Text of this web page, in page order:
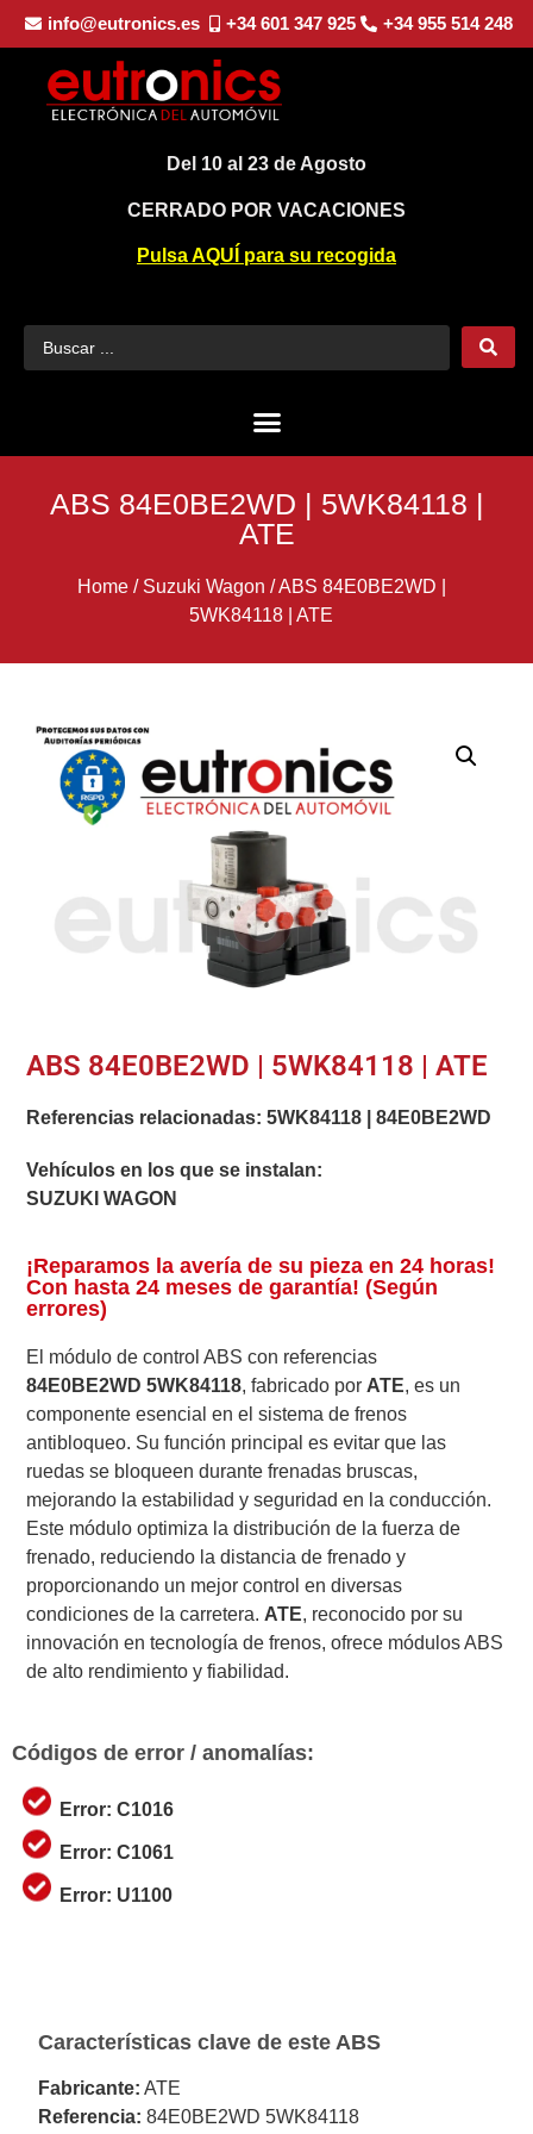
info@eutronics.es +34 601 347 925 +34 955 514 248
Del 10 al 23 de Agosto
CERRADO POR VACACIONES
Pulsa AQUÍ para su recogida
ABS 84E0BE2WD | 5WK84118 |
ATE
Home/ Suzuki Wagon /ABS 84E0BE2WD |
5WK84118 | ATE
ABS 84E0BE2WD | 5WK84118 | ATE
Referencias relacionadas:5WK84118 |84E0BE2WD
Vehículos en los que se instalan:
SUZUKI WAGON
¡Reparamos la avería de su pieza en 24 horas!
Con hasta 24 meses de garantía! (Según
errores)
El módulo de control ABS con referencias
84E0BE2WD 5WK84118, fabricado por ATE, es un
componente esencial en el sistema de frenos
antibloqueo. Su función principal es evitar que las
ruedas se bloqueen durante frenadas bruscas,
mejorando la estabilidad y seguridad en la conducción.
Este módulo optimiza la distribución de la fuerza de
frenado, reduciendo la distancia de frenado y
proporcionando un mejor control en diversas
condiciones de la carretera. ATE, reconocido por su
innovación en tecnología de frenos, ofrece módulos ABS
de alto rendimiento y fiabilidad.
Códigos de error / anomalías:
Error: C1016
Error: C1061
Error: U1100
Características clave de este ABS
Fabricante: ATE
Referencia: 84E0BE2WD 5WK84118